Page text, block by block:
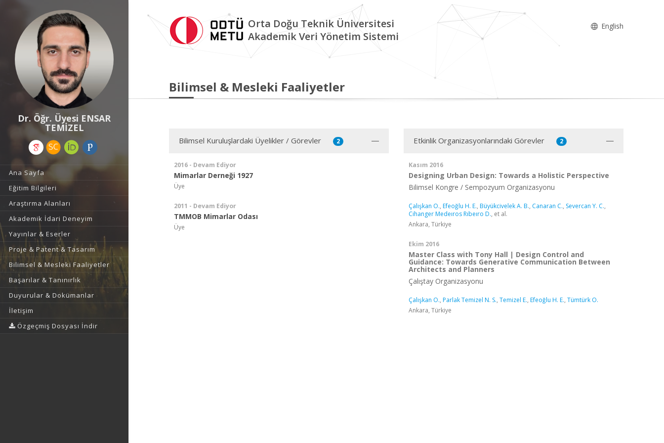
Dr. Öğr. Üyesi ENSAR
TEMİZEL
Ana Sayfa
Eğitim Bilgileri
Araştırma Alanları
Akademik İdari Deneyim
Yayınlar & Eserler
Proje & Patent & Tasarım
Bilimsel & Mesleki Faaliyetler
Başarılar & Tanınırlık
Duyurular & Dokümanlar
İletişim
Özgeçmiş Dosyası İndir
Orta Doğu Teknik Üniversitesi
Akademik Veri Yönetim Sistemi
English
Bilimsel & Mesleki Faaliyetler
Bilimsel Kuruluşlardaki Üyelikler / Görevler 2
2016 - Devam Ediyor
Mimarlar Derneği 1927
Üye
2011 - Devam Ediyor
TMMOB Mimarlar Odası
Üye
Etkinlik Organizasyonlarındaki Görevler 2
Kasım 2016
Designing Urban Design: Towards a Holistic Perspective
Bilimsel Kongre / Sempozyum Organizasyonu
Çalışkan O., Efeoğlu H. E., Büyükcivelek A. B., Canaran C., Severcan Y. C.,
Cihanger Medeıros Rıbeıro D., et al.
Ankara, Türkiye
Ekim 2016
Master Class with Tony Hall | Design Control and
Guidance: Towards Generative Communication Between
Architects and Planners
Çalıştay Organizasyonu
Çalışkan O., Parlak Temizel N. S., Temizel E., Efeoğlu H. E., Tümtürk O.
Ankara, Türkiye